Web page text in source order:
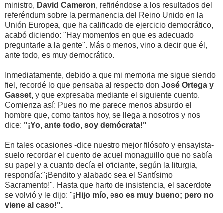
ministro, David Cameron, refiriéndose a los resultados del
referéndum sobre la permanencia del Reino Unido en la
Unión Europea, que ha calificado de ejercicio democrático,
acabó diciendo: "Hay momentos en que es adecuado
preguntarle a la gente". Más o menos, vino a decir que él,
ante todo, es muy democrático.
Inmediatamente, debido a que mi memoria me sigue siendo
fiel, recordé lo que pensaba al respecto don José Ortega y
Gasset, y que expresaba mediante el siguiente cuento.
Comienza así: Pues no me parece menos absurdo el
hombre que, como tantos hoy, se llega a nosotros y nos
dice: "¡Yo, ante todo, soy demócrata!"
En tales ocasiones -dice nuestro mejor filósofo y ensayista-
suelo recordar el cuento de aquel monaguillo que no sabía
su papel y a cuanto decía el oficiante, según la liturgia,
respondía:"¡Bendito y alabado sea el Santísimo
Sacramento!". Hasta que harto de insistencia, el sacerdote
se volvió y le dijo: "¡Hijo mío, eso es muy bueno; pero no
viene al caso!".